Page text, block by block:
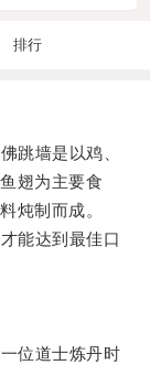
排行
墙是以鸡、
翅为主要食
炖制而成。
能达到最佳口
位道士炼丹时